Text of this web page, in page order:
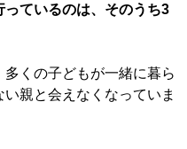
ているのは、そのうち3
くの子どもが一緒に暮ら
親と会えなくなっていま